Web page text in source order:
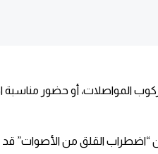
المواصلات، أو حضور مناسبة
“اضطراب القلق من الأصوات”